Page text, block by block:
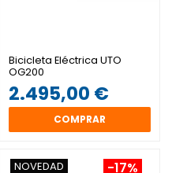
Bicicleta Eléctrica UTO
OG200
2.495,00 €
COMPRAR
-17%
NOVEDAD